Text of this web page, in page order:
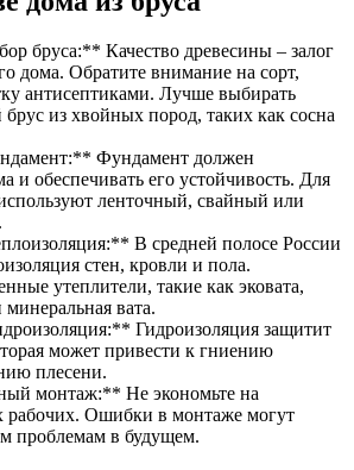
бруса:** Качество древесины – залог
дома. Обратите внимание на сорт,
антисептиками. Лучше выбирать
из хвойных пород, таких как сосна
Фундамент должен
и обеспечивать его устойчивость. Для
ленточный, свайный или
В средней полосе России
стен, кровли и пола.
утеплители, такие как эковата,
вата.
Гидроизоляция защитит
может привести к гниению
плесени.
монтаж:** Не экономьте на
рабочих. Ошибки в монтаже могут
проблемам в будущем.